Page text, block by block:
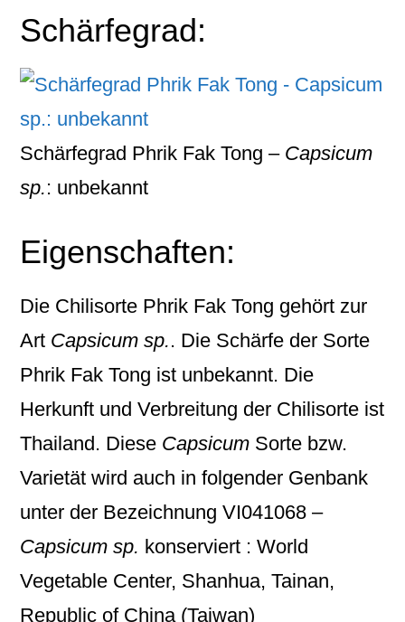
Schärfegrad:
Schärfegrad Phrik Fak Tong – Capsicum
sp.: unbekannt
Eigenschaften:
Die Chilisorte Phrik Fak Tong gehört zur
Art Capsicum sp.. Die Schärfe der Sorte
Phrik Fak Tong ist unbekannt. Die
Herkunft und Verbreitung der Chilisorte ist
Thailand. Diese Capsicum Sorte bzw.
Varietät wird auch in folgender Genbank
unter der BezeichnungVI041068 –
Capsicum sp. konserviert : World
Vegetable Center, Shanhua, Tainan,
Republic of China (Taiwan)